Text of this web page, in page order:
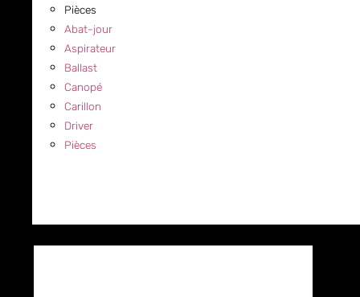
Pièces
Abat-jour
Aspirateur
Ballast
Canopé
Carillon
Driver
Pièces